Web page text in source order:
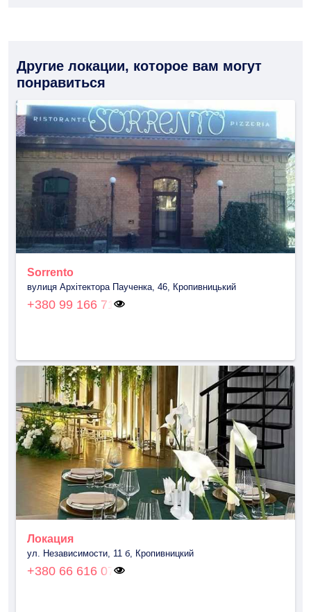
Другие локации, которое вам могут
понравиться
Sorrento
вулиця Архітектора Паученка, 46, Кропивницький
+380 99 166 71
Локация
ул. Независимости, 11 б, Кропивницкий
+380 66 616 07